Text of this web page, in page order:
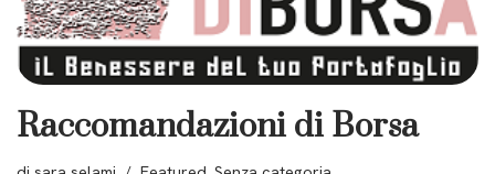
Raccomandazioni di Borsa